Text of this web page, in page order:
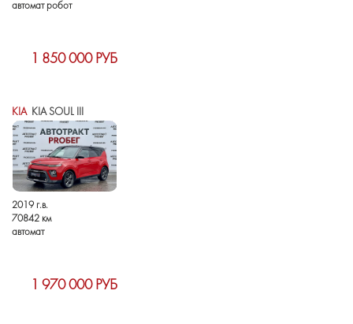
автомат робот
1 850 000 РУБ
KIAKIA SOUL III
2019 г.в.
70842 км
автомат
1 970 000 РУБ